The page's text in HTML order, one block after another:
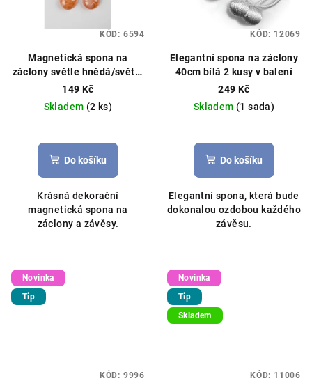
Magnetická spona na
záclony světle hnědá/světle
oranžová
149 Kč
Skladem (2 ks)
Do košíku
Krásná dekorační
magnetická spona na
záclony a závěsy.
KÓD: 6594
Elegantní spona na záclony
40cm bílá 2 kusy v balení
249 Kč
Skladem (1 sada)
Do košíku
Elegantní spona, která bude
dokonalou ozdobou každého
závěsu.
KÓD: 12069
Novinka
Tip
KÓD: 9996
Novinka
Tip
Skladem
KÓD: 11006